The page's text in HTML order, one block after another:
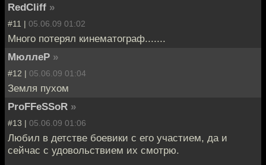
RedCliff »
#11 | 05.06.09 01:02
Много потерял кинематограф.......
МюллеР »
#12 | 05.06.09 01:04
Земля пухом
ProFFeSSoR »
#13 | 05.06.09 01:06
Любил в детстве боевики с его участием, да и
сейчас с удовольствием их смотрю.